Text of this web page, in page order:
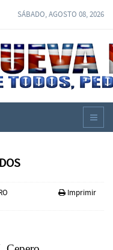
SÁBADO, AGOSTO 08, 2026
Imprimir